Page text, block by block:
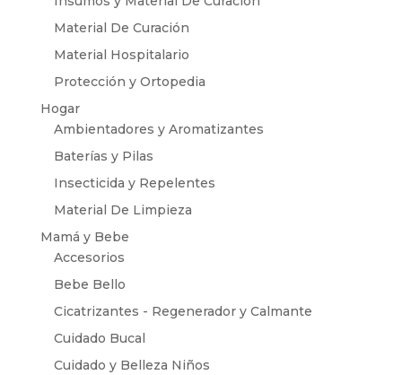
Material De Curación
Material Hospitalario
Protección y Ortopedia
Hogar
Ambientadores y Aromatizantes
Baterías y Pilas
Insecticida y Repelentes
Material De Limpieza
Mamá y Bebe
Accesorios
Bebe Bello
Cicatrizantes - Regenerador y Calmante
Cuidado Bucal
Cuidado y Belleza Niños